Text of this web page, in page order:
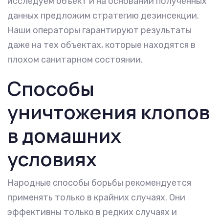
данных предложим стратегию дезинсекции.
Наши операторы гарантируют результаты
даже на тех объектах, которые находятся в
плохом санитарном состоянии.
Способы
уничтожения клопов
в домашних
условиях
Народные способы борьбы рекомендуется
применять только в крайних случаях. Они
эффективны только в редких случаях и